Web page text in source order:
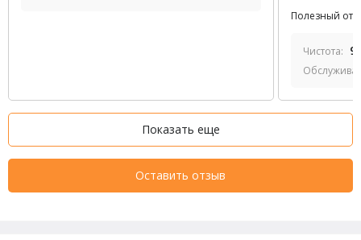
Полезный
Чистота: 9
Показать еще
Оставить отзыв